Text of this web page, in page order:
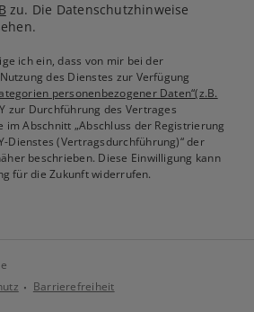
zu. Die Datenschutzhinweise
ich ein, dass von mir bei der
des Dienstes zur Verfügung
personenbezogener Daten“(z.B.
zur Durchführung des Vertrages
Abschnitt „Abschluss der Registrierung
Dienstes (Vertragsdurchführung)“ der
beschrieben. Diese Einwilligung kann
für die Zukunft widerrufen.
Barrierefreiheit